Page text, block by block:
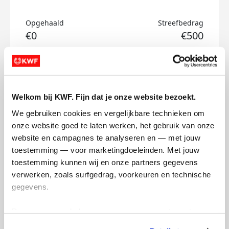
Welkom bij KWF. Fijn dat je onze website bezoekt.
We gebruiken cookies en vergelijkbare technieken om
onze website goed te laten werken, het gebruik van onze
website en campagnes te analyseren en — met jouw
toestemming — voor marketingdoeleinden. Met jouw
toestemming kunnen wij en onze partners gegevens
verwerken, zoals surfgedrag, voorkeuren en technische
gegevens.
Opgehaald
€0
Streefbedrag
€500
Doneer
Maartje's badges